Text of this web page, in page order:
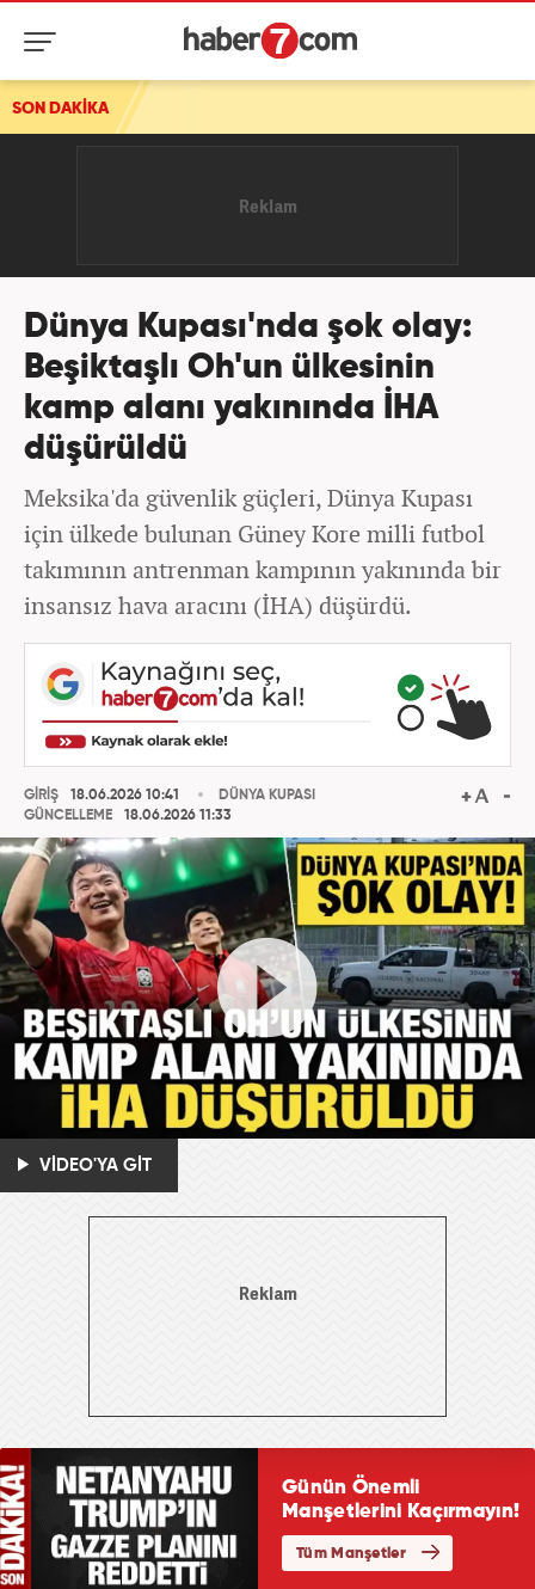
SON DAKİKA
Dünya Kupası'nda şok olay:
Beşiktaşlı Oh'un ülkesinin
kamp alanı yakınında İHA
düşürüldü
Meksika'da güvenlik güçleri, Dünya Kupası
için ülkede bulunan Güney Kore milli futbol
takımının antrenman kampının yakınında bir
insansız hava aracını (İHA) düşürdü.
GİRİŞ
18.06.2026 10:41
GÜNCELLEME
18.06.2026 11:33
DÜNYA KUPASI
VİDEO'YA GİT